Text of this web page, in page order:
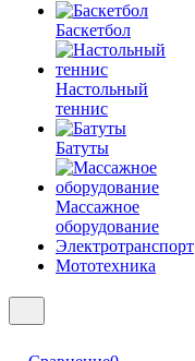
Баскетбол
Настольный
теннис
Батуты
Массажное
оборудование
Электротранспорт
Мототехника